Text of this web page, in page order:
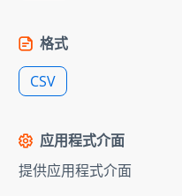
格式
CSV
应用程式介面
提供应用程式介面